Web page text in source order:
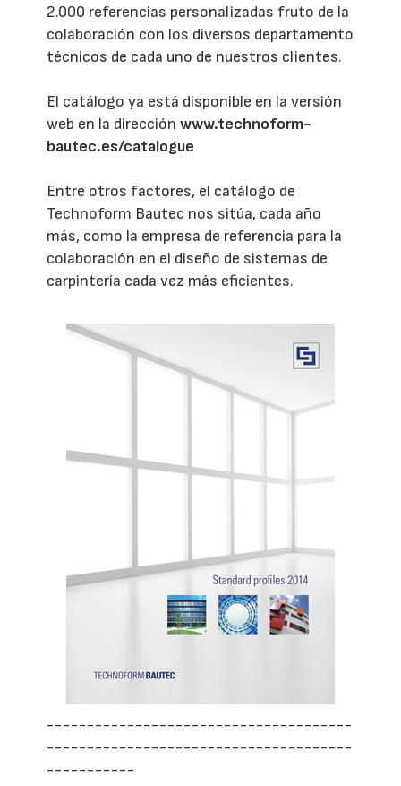
2.000 referencias personalizadas fruto de la
colaboración con los diversos departamento
técnicos de cada uno de nuestros clientes.
El catálogo ya está disponible en la versión
web en la direcciónwww.technoform-
bautec.es/catalogue
Entre otros factores, el catálogo de
Technoform Bautec nos sitúa, cada año
más, como la empresa de referencia para la
colaboración en el diseño de sistemas de
carpintería cada vez más eficientes.
--------------------------------------
--------------------------------------
-----------